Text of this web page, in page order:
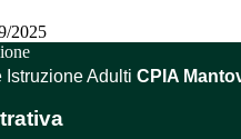
2025
Adulti CPIA